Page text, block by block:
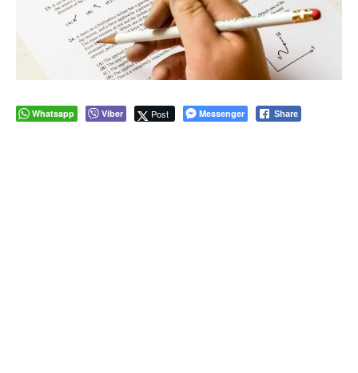
Whatsapp Viber Post Messenger Share